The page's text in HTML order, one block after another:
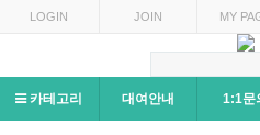
LOGIN JOIN MY
카테고리 대여안내 1:1문